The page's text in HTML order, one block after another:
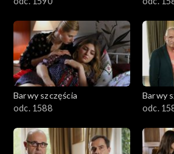
1101–1200
1001–1100
901–1000
801–900
Barwy szczęścia
odc. 1588
Barwy
odc.